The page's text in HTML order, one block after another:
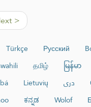
>
Türkçe Русский
தமிழ் မြန်မာ
Lietuvių دری
ಕನ್ನಡ Wolof